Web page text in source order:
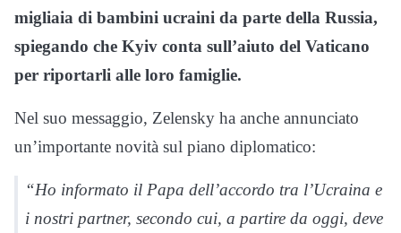
migliaia di bambini ucraini da parte della Russia,
spiegando che Kyiv conta sull’aiuto del Vaticano
per riportarli alle loro famiglie.
Nel suo messaggio, Zelensky ha anche annunciato
un’importante novità sul piano diplomatico:
“Ho informato il Papa dell’accordo tra l’Ucraina e
i nostri partner, secondo cui, a partire da oggi, deve